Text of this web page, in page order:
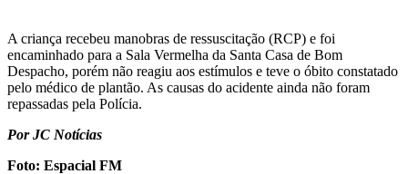
A criança recebeu manobras de ressuscitação (RCP) e foi
encaminhado para a Sala Vermelha da Santa Casa de Bom
Despacho, porém não reagiu aos estímulos e teve o óbito constatado
pelo médico de plantão. As causas do acidente ainda não foram
repassadas pela Polícia.
Por JC Notícias
Foto: Espacial FM